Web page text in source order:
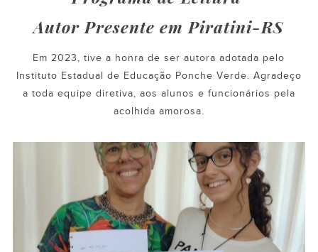
Autor Presente em Piratini-RS
Em 2023, tive a honra de ser autora adotada pelo
Instituto Estadual de Educação Ponche Verde. Agradeço
a toda equipe diretiva, aos alunos e funcionários pela
acolhida amorosa.